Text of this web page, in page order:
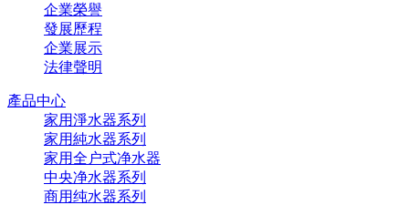
企業榮譽
發展歷程
企業展示
法律聲明
產品中心
家用淨水器系列
家用純水器系列
家用全户式净水器
中央净水器系列
商用纯水器系列